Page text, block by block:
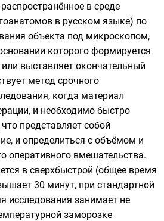
в среде
в русском языке) по
объекта под микроскопом,
которого формируется
выставляет окончательный
метод срочного
когда материал
и необходимо быстро
представляет собой
и определиться с объёмом и
оперативного вмешательства.
в сверхбыстрой (общее время
30 минут, при стандартной
исследования занимает не
заморозке